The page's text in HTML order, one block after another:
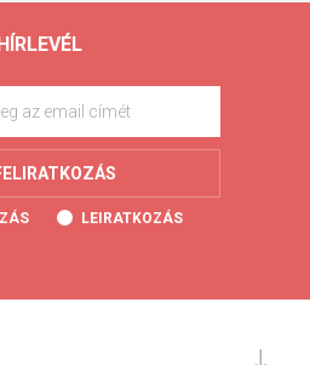
LEIRATKOZÁS